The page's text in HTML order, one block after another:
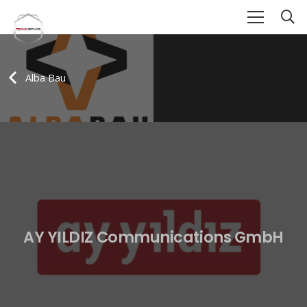
Alba Bau
AY YILDIZ Communications GmbH